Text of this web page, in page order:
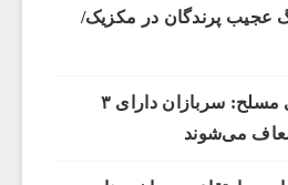
عجیب پرندگان در مکزیک/
ستاد کل نیروهای مسلح: سربازان دارای ۳
می‌شوند